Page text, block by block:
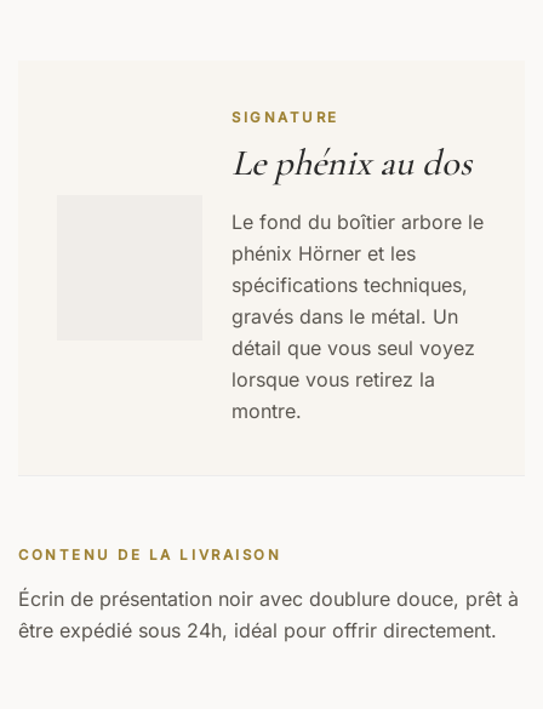
SIGNATURE
Le phénix au dos
Le fond du boîtier arbore le
phénix Hörner et les
spécifications techniques,
gravés dans le métal. Un
détail que vous seul voyez
lorsque vous retirez la
montre.
CONTENU DE LA LIVRAISON
Écrin de présentation noir avec doublure douce, prêt à
être expédié sous 24h, idéal pour offrir directement.